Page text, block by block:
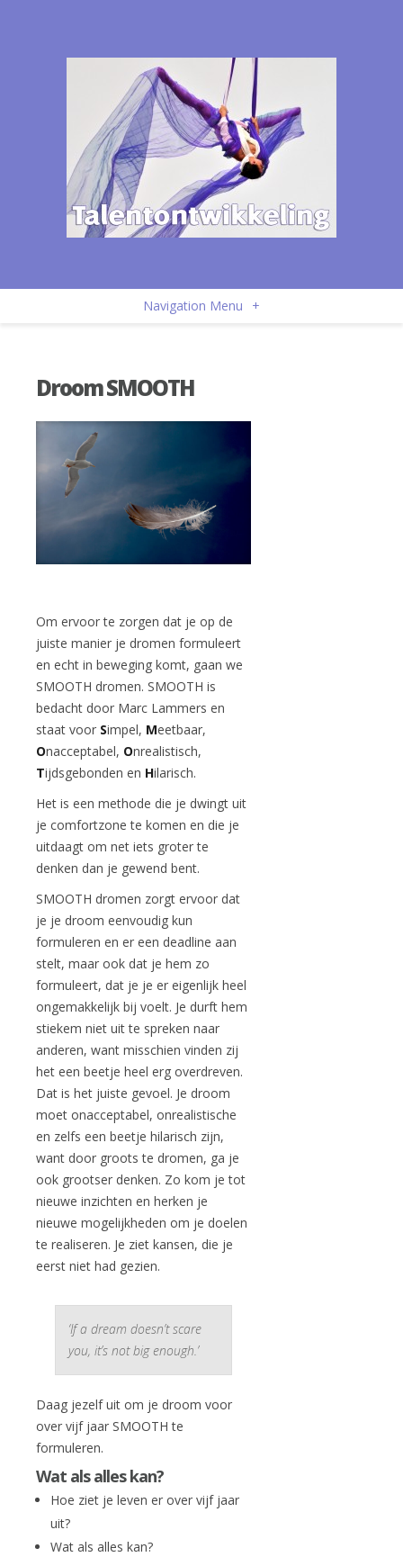
Navigation Menu +
Droom SMOOTH
Om ervoor te zorgen dat je op de
juiste manier je dromen formuleert
en echt in beweging komt, gaan we
SMOOTH dromen. SMOOTH is
bedacht door Marc Lammers en
staat voor Simpel, Meetbaar,
Onacceptabel, Onrealistisch,
Tijdsgebonden en Hilarisch.
Het is een methode die je dwingt uit
je comfortzone te komen en die je
uitdaagt om net iets groter te
denken dan je gewend bent.
SMOOTH dromen zorgt ervoor dat
je je droom eenvoudig kun
formuleren en er een deadline aan
stelt, maar ook dat je hem zo
formuleert, dat je je er eigenlijk heel
ongemakkelijk bij voelt. Je durft hem
stiekem niet uit te spreken naar
anderen, want misschien vinden zij
het een beetje heel erg overdreven.
Dat is het juiste gevoel. Je droom
moet onacceptabel, onrealistische
en zelfs een beetje hilarisch zijn,
want door groots te dromen, ga je
ook grootser denken. Zo kom je tot
nieuwe inzichten en herken je
nieuwe mogelijkheden om je doelen
te realiseren. Je ziet kansen, die je
eerst niet had gezien.
‘If a dream doesn’t scare
you, it’s not big enough.’
Daag jezelf uit om je droom voor
over vijf jaar SMOOTH te
formuleren.
Wat als alles kan?
Hoe ziet je leven er over vijf jaar
uit?
Wat als alles kan?